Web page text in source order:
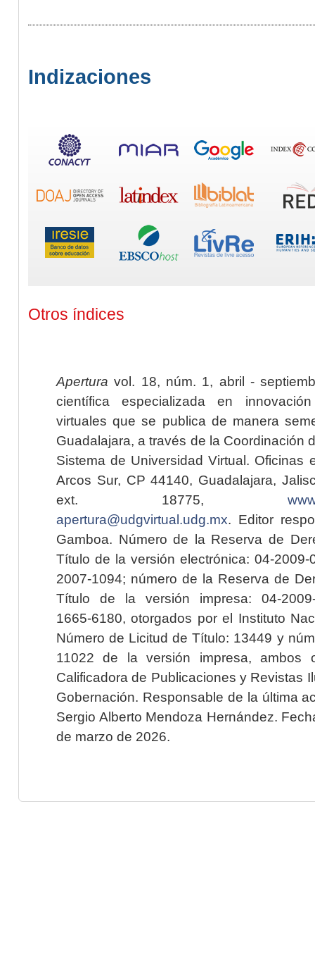
Indizaciones
Otros índices
Apertura vol. 18, núm. 1, abril -
científica especializada en
virtuales que se publica de manera
Guadalajara, a través de la Coordinación
Sistema de Universidad Virtual. Oficinas
Arcos Sur, CP 44140, Guadalajara,
ext. 18775,
apertura@udgvirtual.udg.mx. Editor
Gamboa. Número de la Reserva de
Título de la versión electrónica: 04-2009-
2007-1094; número de la Reserva de
Título de la versión impresa: 04-2009-
1665-6180, otorgados por el Instituto
Número de Licitud de Título: 13449 y
11022 de la versión impresa, ambos
Calificadora de Publicaciones y Revistas
Gobernación. Responsable de la última
Sergio Alberto Mendoza Hernández.
de marzo de 2026.